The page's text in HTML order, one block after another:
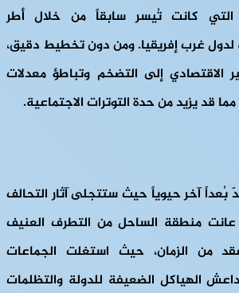
التي كانت تُيسر سابقاً من خلال أطر
لدول غرب إفريقيا. ومن دون تخطيط دقيق،
الاقتصادي إلى التضخم وتباطؤ معدلات
مما قد يزيد من حدة التوترات الاجتماعية.
بُعداً آخر حيوياً حيث ستتجلى آثار التحالف
منطقة الساحل من التطرف العنيف
من الزمان، حيث استغلت الجماعات
الهياكل الضعيفة للدولة والتظلمات